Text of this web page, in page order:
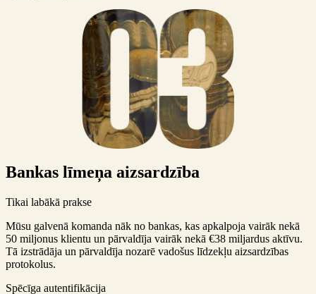
Bankas līmeņa aizsardzība
Tikai labākā prakse
Mūsu galvenā komanda nāk no bankas, kas apkalpoja vairāk nekā
50 miljonus klientu un pārvaldīja vairāk nekā €38 miljardus aktīvu.
Tā izstrādāja un pārvaldīja nozarē vadošus līdzekļu aizsardzības
protokolus.
Spēcīga autentifikācija